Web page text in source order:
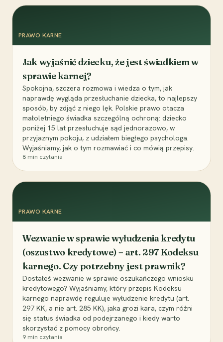
PRAWO KARNE
Jak wyjaśnić dziecku, że jest świadkiem w
sprawie karnej?
Spokojna, szczera rozmowa i wiedza o tym, jak
naprawdę wygląda przesłuchanie dziecka, to najlepszy
sposób, by zdjąć z niego lęk. Polskie prawo otacza
małoletniego świadka szczególną ochroną: dziecko
poniżej 15 lat przesłuchuje sąd jednorazowo, w
przyjaznym pokoju, z udziałem biegłego psychologa.
Wyjaśniamy, jak o tym rozmawiać i co mówią przepisy.
8 min czytania
PRAWO KARNE
Wezwanie w sprawie wyłudzenia kredytu
(oszustwo kredytowe) – art. 297 Kodeksu
karnego. Czy potrzebny jest prawnik?
Dostałeś wezwanie w sprawie oszukańczego wniosku
kredytowego? Wyjaśniamy, który przepis Kodeksu
karnego naprawdę reguluje wyłudzenie kredytu (art.
297 KK, a nie art. 285 KK), jaka grozi kara, czym różni
się status świadka od podejrzanego i kiedy warto
skorzystać z pomocy obrońcy.
9 min czytania